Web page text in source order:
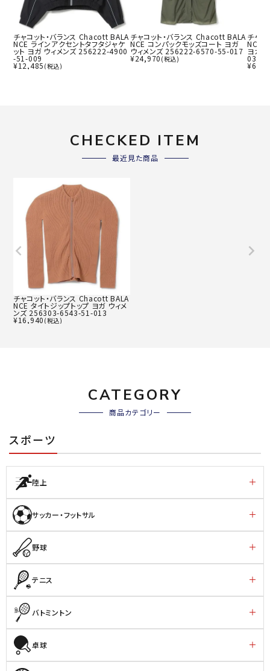
チャコット・バランス Chacott BALA
NCE ラインアクセントタフタジャケ
ット ヨガ ウィメンズ 256222-4900
-51-009
¥12,485 (税込)
チャコット・バランス Chacott BALA
NCE コンパックモッズコート ヨガ
ウィメンズ 256222-6570-55-017
¥24,970 (税込)
チャ
NCE
ヨガ
032
¥
CHECKED ITEM
最近見た商品
チャコット・バランス Chacott BALA
NCE タイトジップトップ ヨガ ウィメ
ンズ 256303-6543-51-013
¥16,940 (税込)
CATEGORY
商品カテゴリー
スポーツ
陸上
サッカー・フットサル
野球
テニス
バトミントン
卓球